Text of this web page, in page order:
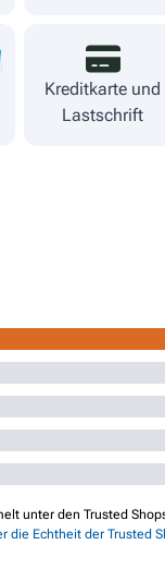
Kreditkarte und
Lastschrift